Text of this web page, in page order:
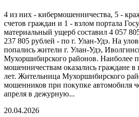
4 из них - кибермошенничества, 5 -
счетов граждан и 1 - взлом портала
материальный ущерб составил 4 057
237 805 рублей - по г. Улан-Удэ. На
попались жители г. Улан-Удэ,
Мухоршибирского районов. Наиболее
мошенничествам оказались граждане в
лет. Жительница Мухоршибирского
мошенников при покупке автомобиля
апреля в дежурную...
20.04.2026